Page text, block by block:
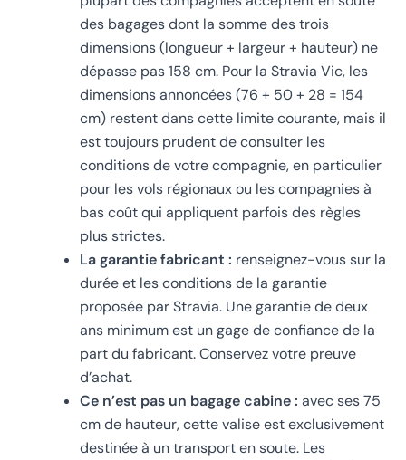
des bagages dont la somme des trois
dimensions (longueur + largeur + hauteur) ne
dépasse pas 158 cm. Pour la Stravia Vic, les
dimensions annoncées (76 + 50 + 28 = 154
cm) restent dans cette limite courante, mais il
est toujours prudent de consulter les
conditions de votre compagnie, en particulier
pour les vols régionaux ou les compagnies à
bas coût qui appliquent parfois des règles
plus strictes.
La garantie fabricant : renseignez-vous sur la
durée et les conditions de la garantie
proposée par Stravia. Une garantie de deux
ans minimum est un gage de confiance de la
part du fabricant. Conservez votre preuve
d’achat.
Ce n’est pas un bagage cabine : avec ses 75
cm de hauteur, cette valise est exclusivement
destinée à un transport en soute. Les